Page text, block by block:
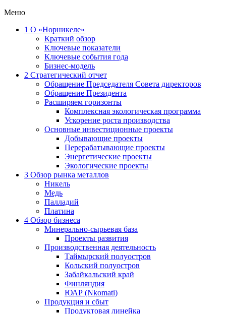
Меню
1 О «Норникеле»
Краткий обзор
Ключевые показатели
Ключевые события года
Бизнес-модель
2 Стратегический отчет
Обращение Председателя Совета директоров
Обращение Президента
Расширяем горизонты
Комплексная экологическая программа
Ускорение роста производства
Основные инвестиционные проекты
Добывающие проекты
Перерабатывающие проекты
Энергетические проекты
Экологические проекты
3 Обзор рынка металлов
Никель
Медь
Палладий
Платина
4 Обзор бизнеса
Минерально-сырьевая база
Проекты развития
Производственная деятельность
Таймырский полуостров
Кольский полуостров
Забайкальский край
Финляндия
ЮАР (Nkomati)
Продукция и сбыт
Продуктовая линейка